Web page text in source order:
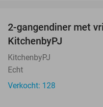
2-gangendiner met
KitchenbyPJ
KitchenbyPJ
Echt
Verkocht: 128